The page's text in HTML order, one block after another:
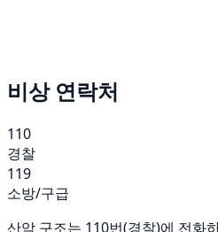
비상 연락처
110
경찰
119
소방/구급
산악 구조는 110번(경찰)에 전화